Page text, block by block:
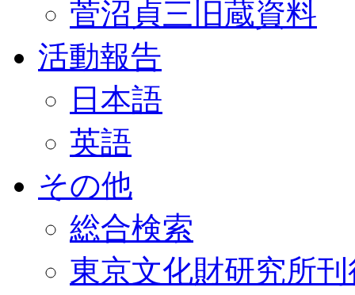
菅沼貞三旧蔵資料
活動報告
日本語
英語
その他
総合検索
東京文化財研究所